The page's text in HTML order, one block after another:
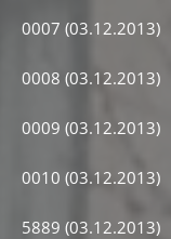
0007 (03.12.2013)
0008 (03.12.2013)
0009 (03.12.2013)
0010 (03.12.2013)
5889 (03.12.2013)